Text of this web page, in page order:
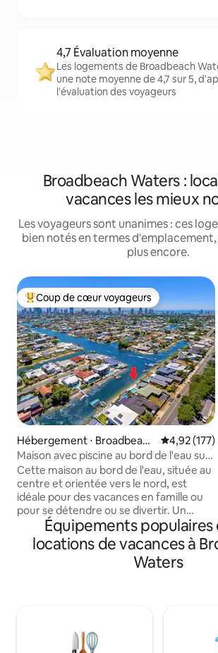
4,7 Évaluation moyenne
Les logements de Broadbeach
une note moyenne de 4,7 sur 5,
l'évaluation des voyageurs
Broadbeach Waters :
vacances les mieux
Les voyageurs sont unanimes : ces
bien notés en termes
plus encore.
Coups de cœur voyageurs les plus
Coup de cœur voyageurs
Hébergement ⋅ Broadbeach
Waters
Évaluation
4,92 (177)
Maison avec piscine au bord de l'eau sur
la Gold Coast
Cette maison au bord de l'eau, située au
centre et orientée vers le nord, est
idéale pour des vacances en famille ou
pour se détendre ou se divertir. Un
cadre de vie ouvert qui s'écoule sur
votre zone en plein air en plein air
surplombant la voie navigable de la Gold
Coast et la piscine adaptée pour divertir
Exhibition Centre, du Pacific Fair &
Broadbeach Mall avec ses superbes
Équipements populaires
locations de vacances à
Waters